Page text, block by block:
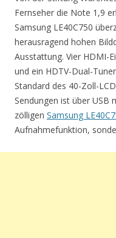
Fernseher die Note 1,9
Samsung LE40C750
herausragend hohen
Ausstattung. Vier HDMI-
und ein HDTV-Dual-
Standard des 40-Zoll-
Sendungen ist über USB
zölligen Samsung
Aufnahmefunktion,